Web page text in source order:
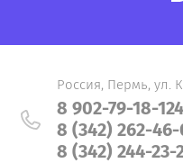
Россия, Пермь, ул.
8 902-79-18-124
8 (342) 262-
8 (342) 244-23-